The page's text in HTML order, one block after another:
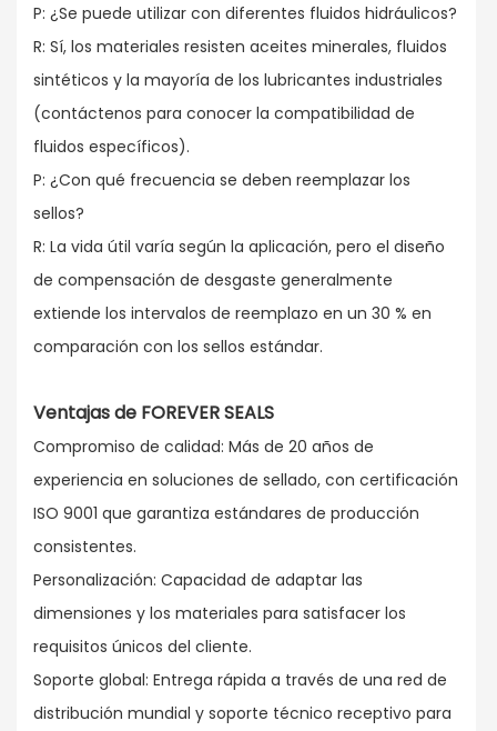
P: ¿Se puede utilizar con diferentes fluidos hidráulicos?
R: Sí, los materiales resisten aceites minerales, fluidos
sintéticos y la mayoría de los lubricantes industriales
(contáctenos para conocer la compatibilidad de
fluidos específicos).
P: ¿Con qué frecuencia se deben reemplazar los
sellos?
R: La vida útil varía según la aplicación, pero el diseño
de compensación de desgaste generalmente
extiende los intervalos de reemplazo en un 30 % en
comparación con los sellos estándar.
Ventajas de FOREVER SEALS
Compromiso de calidad: Más de 20 años de
experiencia en soluciones de sellado, con certificación
ISO 9001 que garantiza estándares de producción
consistentes.
Personalización: Capacidad de adaptar las
dimensiones y los materiales para satisfacer los
requisitos únicos del cliente.
Soporte global: Entrega rápida a través de una red de
distribución mundial y soporte técnico receptivo para